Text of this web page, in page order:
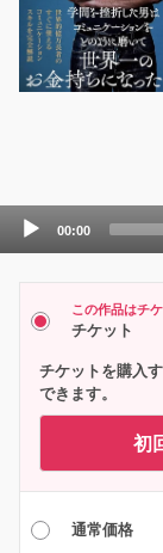
Audio
00:00
この作品はチ
チケット
チケットを購入
できます。
初
通常価格